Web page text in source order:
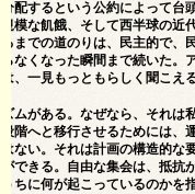
配するという公約によって台
模な飢餓、そして西半球の近
までの道のりは、民主的で、
なくなった瞬間まで続いた。
、一見もっともらしく聞こえ
ムがある。なぜなら、それは
階へと移行させるためには、
ない。それは計画の構造的な
できる。自由な集会は、抵抗
ちに何が起こっているのかを